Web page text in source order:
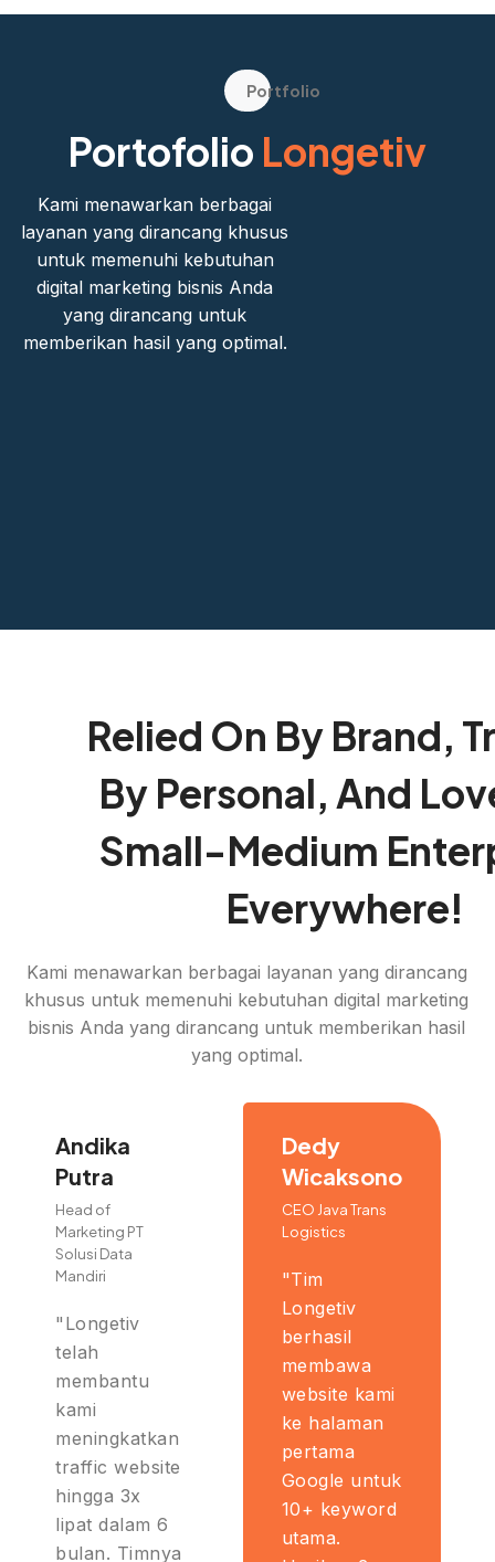
Portfolio
Portofolio Longetiv
Kami menawarkan berbagai
layanan yang dirancang khusus
untuk memenuhi kebutuhan
digital marketing bisnis Anda
yang dirancang untuk
memberikan hasil yang optimal.
Relied On By Brand,
By Personal, And
Small-Medium
Everywhere!
Kami menawarkan berbagai layanan yang dirancang
khusus untuk memenuhi kebutuhan digital marketing
bisnis Anda yang dirancang untuk memberikan hasil
yang optimal.
Andika
Putra
Head of
Marketing PT
Solusi Data
Mandiri
"Longetiv
telah
membantu
kami
meningkatkan
traffic website
hingga 3x
lipat dalam 6
bulan. Timnya
Dedy
Wicaksono
CEO Java Trans
Logistics
"Tim
Longetiv
berhasil
membawa
website kami
ke halaman
pertama
Google untuk
10+ keyword
utama.